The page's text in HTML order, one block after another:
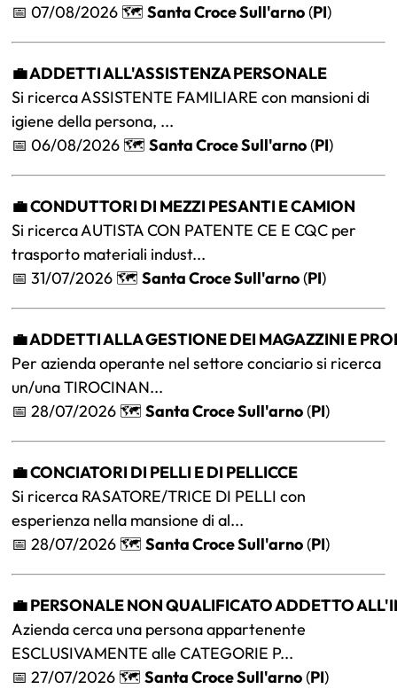
📅 07/08/2026 🗺️Santa Croce Sull'arno(PI)
💼 ADDETTI ALL'ASSISTENZA PERSONALE
Si ricerca ASSISTENTE FAMILIARE con mansioni di
igiene della persona, ...
📅 06/08/2026 🗺️Santa Croce Sull'arno(PI)
💼 CONDUTTORI DI MEZZI PESANTI E CAMION
Si ricerca AUTISTA CON PATENTE CE E CQC per
trasporto materiali indust...
📅 31/07/2026 🗺️Santa Croce Sull'arno(PI)
💼 ADDETTI ALLA GESTIONE DEI MAGAZZINI E
Per azienda operante nel settore conciario si ricerca
un/una TIROCINAN...
📅 28/07/2026 🗺️Santa Croce Sull'arno(PI)
💼 CONCIATORI DI PELLI E DI PELLICCE
Si ricerca RASATORE/TRICE DI PELLI con
esperienza nella mansione di al...
📅 28/07/2026 🗺️Santa Croce Sull'arno(PI)
💼 PERSONALE NON QUALIFICATO ADDETTO
Azienda cerca una persona appartenente
ESCLUSIVAMENTE alle CATEGORIE P...
📅 27/07/2026 🗺️Santa Croce Sull'arno(PI)